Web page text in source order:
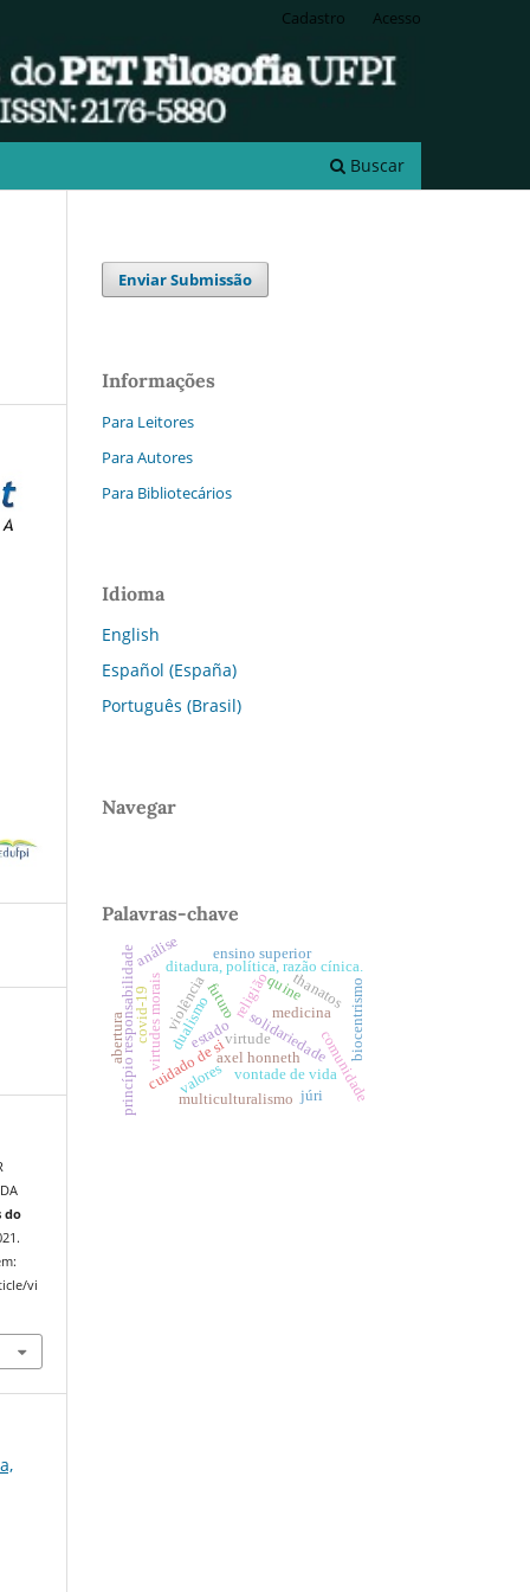
Buscar
Cadastro Acesso
do
vi
Enviar Submissão
Informações
Para Leitores
Para Autores
Para Bibliotecários
Idioma
English
Español (España)
Português (Brasil)
Navegar
Palavras-chave
cuidado de si
violência
ditadura, política, razão cínica.
axel honneth
solidariedade
estado comunidade
biocentrismo
virtudes morais religiãomedicina
dualismo
thanatos
vontade de vida
princípio responsabilidade futuro
covid-19
valores
abertura
multiculturalismo
análise ensino superior
quine
virtude
júri